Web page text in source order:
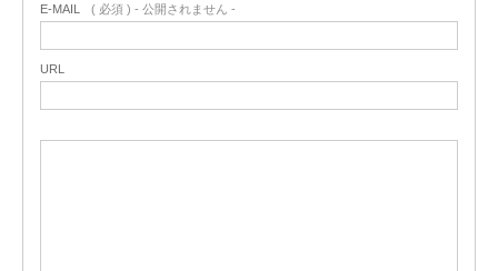
E-MAIL ( 必須 ) - 公開されません -
URL